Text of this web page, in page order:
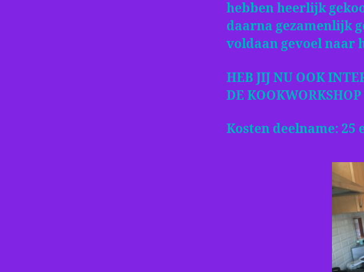
hebben heerlijk
daarna gezamenlijk
voldaan gevoel naar
HEB JIJ NU OOK
DE KOOKWORKSHOP
Kosten deelname: 25